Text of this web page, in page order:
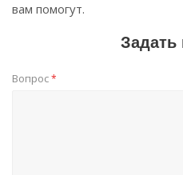
вам помогут.
Задать
Вопрос*